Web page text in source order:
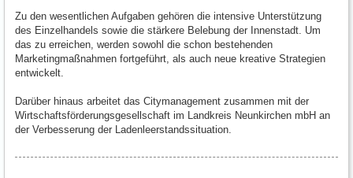
Zu den wesentlichen Aufgaben gehören die intensive Unterstützung
des Einzelhandels sowie die stärkere Belebung der Innenstadt. Um
das zu erreichen, werden sowohl die schon bestehenden
Marketingmaßnahmen fortgeführt, als auch neue kreative Strategien
entwickelt.
Darüber hinaus arbeitet das Citymanagement zusammen mit der
Wirtschaftsförderungsgesellschaft im Landkreis Neunkirchen mbH an
der Verbesserung der Ladenleerstandssituation.